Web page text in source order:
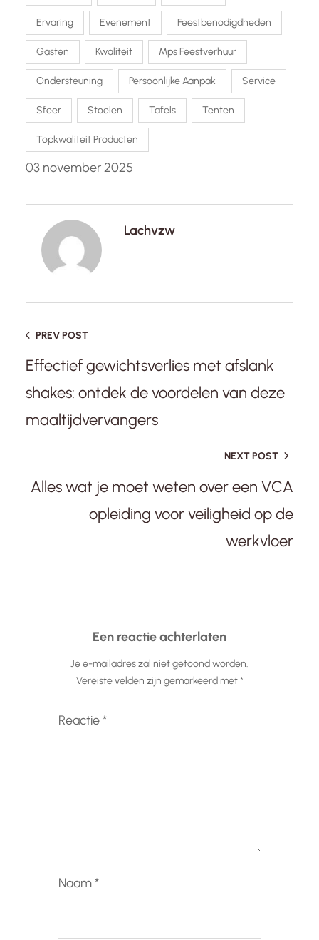
Ervaring Evenement Feestbenodigdheden
Gasten Kwaliteit Mps Feestverhuur
Ondersteuning Persoonlijke Aanpak Service
Sfeer Stoelen Tafels Tenten
Topkwaliteit Producten
03 november 2025
Lachvzw
PREV POST
Effectief gewichtsverlies met afslank
shakes: ontdek de voordelen van deze
maaltijdvervangers
NEXT POST
Alles wat je moet weten over een VCA
opleiding voor veiligheid op de
werkvloer
Een reactie achterlaten
Je e-mailadres zal niet getoond worden.
Vereiste velden zijn gemarkeerd met*
Reactie*
Naam*